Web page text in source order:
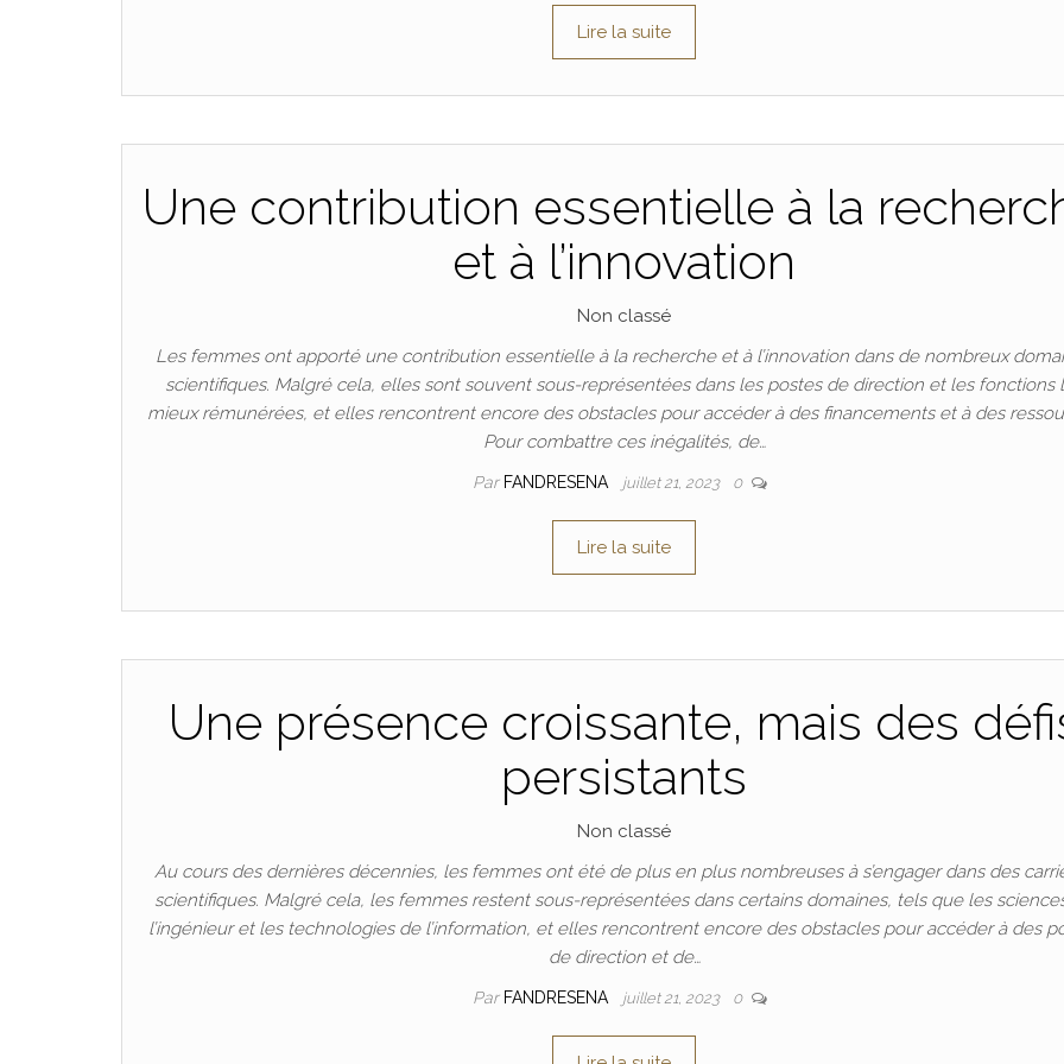
Lire la suite
Une contribution essentielle à la
et à l’innovation
Non classé
Les femmes ont apporté une contribution essentielle à la recherche et à l’innovation dans de nombreux
scientifiques. Malgré cela, elles sont souvent sous-représentées dans les postes de direction et les fonctions
mieux rémunérées, et elles rencontrent encore des obstacles pour accéder à des financements et à des
Pour combattre ces inégalités, de…
Par FANDRESENA juillet 21, 2023 0
Lire la suite
Une présence croissante, mais des
persistants
Non classé
Au cours des dernières décennies, les femmes ont été de plus en plus nombreuses à s’engager dans des
scientifiques. Malgré cela, les femmes restent sous-représentées dans certains domaines, tels que les
l’ingénieur et les technologies de l’information, et elles rencontrent encore des obstacles pour accéder à des
de direction et de…
Par FANDRESENA juillet 21, 2023 0